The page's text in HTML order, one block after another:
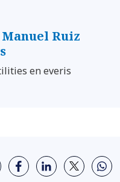
Ruiz
en everis